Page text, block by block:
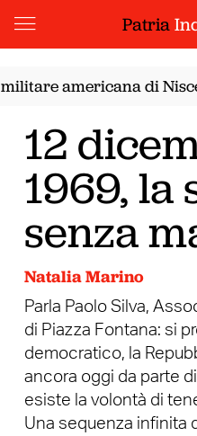
Patria
americana di
12
1969, la
senza
Natalia Marino
Parla Paolo Silva,
di Piazza Fontana: si
democratico, la
ancora oggi da parte
esiste la volontà di
Una sequenza infinita